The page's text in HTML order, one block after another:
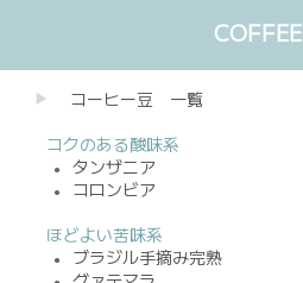
COFFEE
コーヒー豆 一覧
コクのある酸味系
● タンザニア
● コロンビア
ほどよい苦味系
● ブラジル手摘み完熟